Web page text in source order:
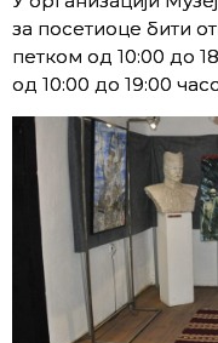
за посетиоце бити
петком од 10:00 до
од 10:00 до 19:00